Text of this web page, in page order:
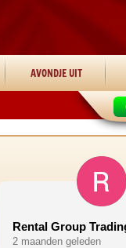
AVONDJE UIT
Rental Group
2 maanden geleden